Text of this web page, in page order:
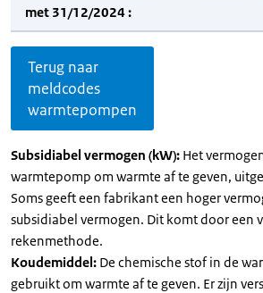
met 31/12/2024 :
Terug naar
meldcodes
warmtepompen
Subsidiabel vermogen (kW): Het
warmtepomp om warmte af te geven,
Soms geeft een fabrikant een hoger
subsidiabel vermogen. Dit komt door een
rekenmethode.
Koudemiddel: De chemische stof in de
gebruikt om warmte af te geven. Er zijn